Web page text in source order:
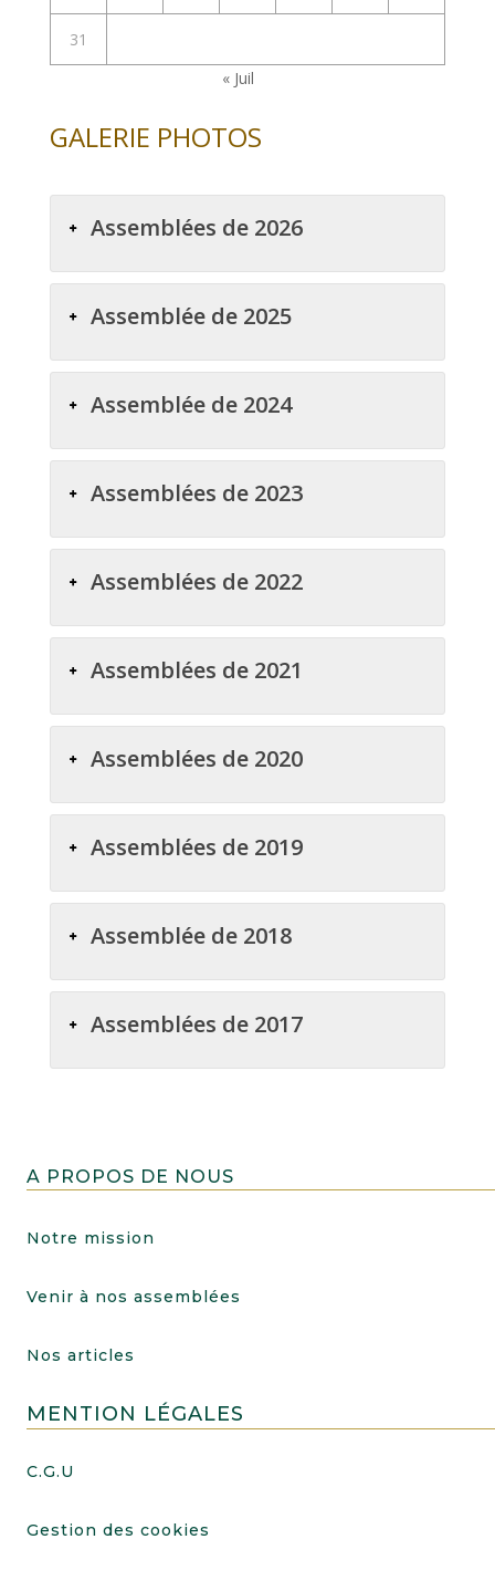
31
« Juil
GALERIE PHOTOS
Assemblées de 2026
Assemblée de 2025
Assemblée de 2024
Assemblées de 2023
Assemblées de 2022
Assemblées de 2021
Assemblées de 2020
Assemblées de 2019
Assemblée de 2018
Assemblées de 2017
A PROPOS DE NOUS
Notre mission
Venir à nos assemblées
Nos articles
MENTION LÉGALES
C.G.U
Gestion des cookies